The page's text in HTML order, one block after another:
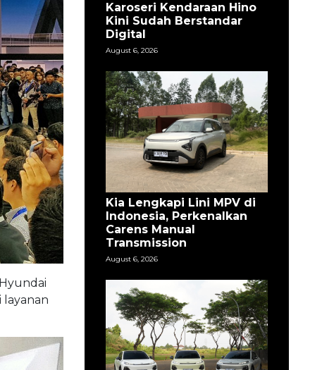
layanan
Karoseri Kendaraan Hino
Kini Sudah Berstandar
Digital
August 6, 2026
Kia Lengkapi Lini MPV di
Indonesia, Perkenalkan
Carens Manual
Transmission
August 6, 2026